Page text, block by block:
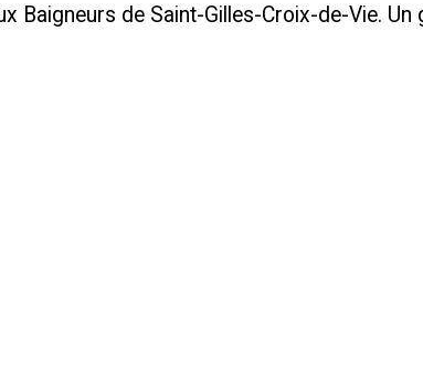
Baigneurs de Saint-Gilles-Croix-de-Vie. Un